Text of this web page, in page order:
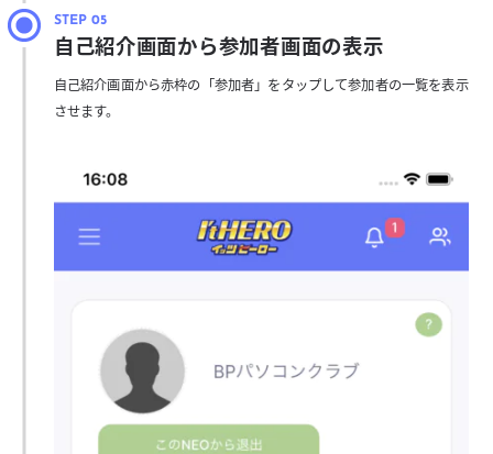
自己紹介画面から参加者画面の表示
自己紹介画面から赤枠の「参加者」をタップして参加者の一覧を表示
させます。